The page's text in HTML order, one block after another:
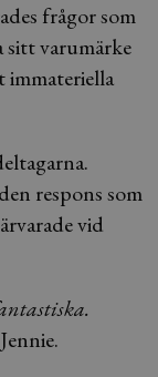
frågor som
sitt varumärke
immateriella
respons som
vid
Jennie.